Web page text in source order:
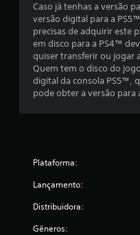
Caso já tenhas a versão
versão digital para a
precisas de adquirir este
em disco para a PS4™
quiser transferir ou jogar
Quem tem o disco do
digital da consola PS5™,
pode obter a versão para
Plataforma:
Lançamento:
Distribuidora:
Gêneros: